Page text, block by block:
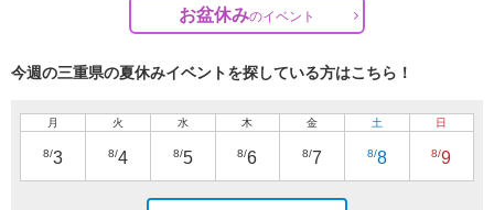
お盆休みのイベント
今週の三重県の夏休みイベントを探している方はこちら！
月
8/3
火
8/4
水
8/5
木
8/6
金
8/7
土
8/8
日
8/9